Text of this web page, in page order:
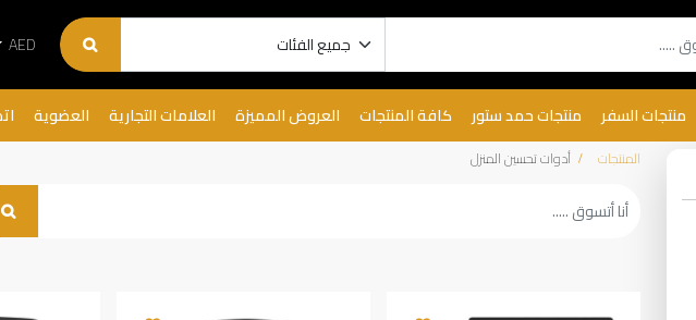
AED
منتجات السفر منتجات حمد ستور كافة المنتجات العروض المميزة العلامات التجارية العضوية
المنتجات أدوات تحسين المنزل